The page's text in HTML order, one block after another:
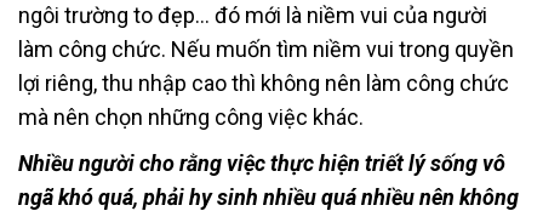
ngôi trường to đẹp… đó mới là niềm vui của người
làm công chức. Nếu muốn tìm niềm vui trong quyền
lợi riêng, thu nhập cao thì không nên làm công chức
mà nên chọn những công việc khác.
Nhiều người cho rằng việc thực hiện triết lý sống vô
ngã khó quá, phải hy sinh nhiều quá nhiều nên không